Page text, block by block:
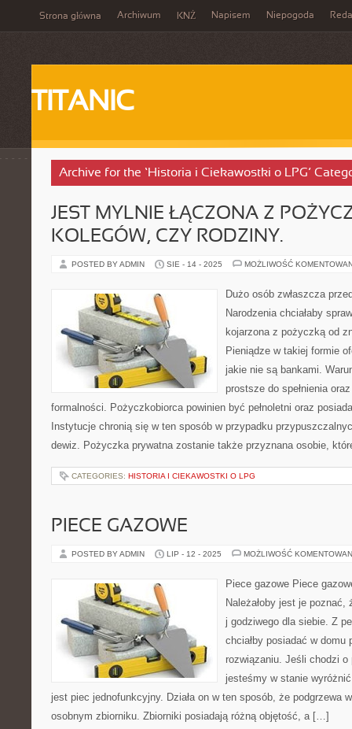
Strona główna Archiwum KNŻ Napisem Niepogoda
TITANIC
Archive for the ‘Historia i Ciekawostki o LPG’
JEST MYLNIE ŁĄCZONA Z
KOLEGÓW, CZY RODZINY.
POSTED BY ADMIN SIE - 14 - 2025 MOŻLIWOŚĆ
Dużo osób zwłaszcza
Narodzenia chciałaby
kojarzona z pożyczką od
Pieniądze w takiej formie
jakie nie są bankami.
prostsze do spełnienia
formalności. Pożyczkobiorca powinien być pełnoletni oraz
Instytucje chronią się w ten sposób w przypadku
dewiz. Pożyczka prywatna zostanie także przyznana osobie,
CATEGORIES: HISTORIA I CIEKAWOSTKI O LPG
PIECE GAZOWE
POSTED BY ADMIN LIP - 12 - 2025 MOŻLIWOŚĆ
Piece gazowe Piece
Należałoby jest je
j godziwego dla siebie. Z
chciałby posiadać w domu
rozwiązaniu. Jeśli chodzi
jesteśmy w stanie
jest piec jednofunkcyjny. Działa on w ten sposób, że podgrzewa
osobnym zbiorniku. Zbiorniki posiadają różną objętość, a […]